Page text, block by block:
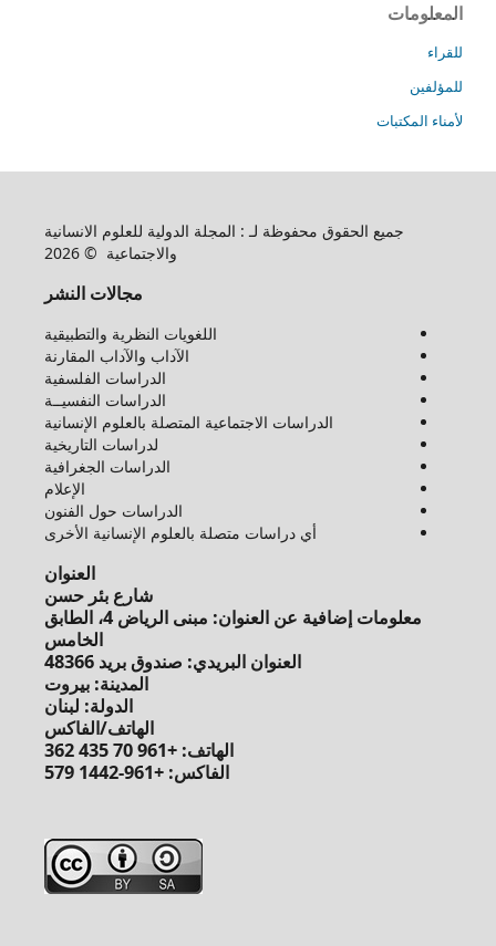
المعلومات
للقراء
للمؤلفين
لأمناء المكتبات
جميع الحقوق محفوظة لـ : المجلة الدولية للعلوم الانسانية
والاجتماعية © 2026
مجالات النشر
اللغويات النظرية والتطبيقية
الآداب والآداب المقارنة
الدراسات الفلسفية
الدراسات النفسيــة
الدراسات الاجتماعية المتصلة بالعلوم الإنسانية
لدراسات التاريخية
الدراسات الجغرافية
الإعلام
الدراسات حول الفنون
أي دراسات متصلة بالعلوم الإنسانية الأخرى
العنوان
شارع بئر حسن
معلومات إضافية عن العنوان: مبنى الرياض 4، الطابق
الخامس
العنوان البريدي: صندوق بريد 48366
المدينة: بيروت
الدولة: لبنان
الهاتف/الفاكس
الهاتف: +961 70 435 362
الفاكس: +961-1442 579